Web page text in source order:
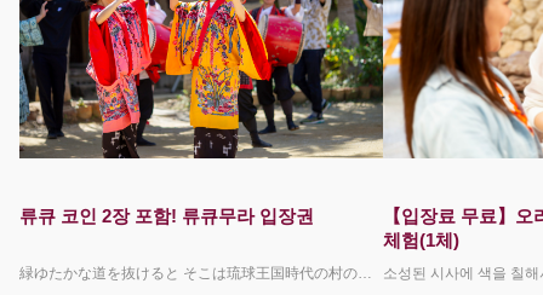
류큐 코인 2장 포함! 류큐무라 입장권
緑ゆたかな道を抜けると そこは琉球王国時代の村の中 国に登録された有形文化財の古民家が立ち並び 今も生き続けている 450年続いた琉球の名残 三線とエイサーの音が響き渡り 踊りだす村人たち どこか懐かしい お腹も心も満たす ちょっと不思議な沖縄料理 じぶんの手でつくる伝統工芸は 旅の思い出とともに お持ち帰り みて きいて ふれて 古き良き琉球の世界を満喫してください 毎日4回（10:00/12:00/14:00/16:00）エイサーショーを開催。 勇壮なパフォーマンスをご覧いただけます。 その他お食事処・体験教室と楽しさ盛沢山で沖縄を満喫して頂けます。 園内では、キッズ向けのスタンプラリーや大人のかたまでお楽しみいただける謎解き脱出ゲームも開催中！ 予約限定で琉球小判2枚をプレゼント！ 琉球村内で、お買い物や体験のお支払いにご利用いただける園内通貨です。 ＊沖縄県民の方へのご注意＊ 沖縄県に在住していることを証明できる顔写真付き身分証をお持ちの場合、こちらのページで販売しているチケットとは異なる入園料が割引となる現地限定のサービスがございます（県民割）。 こちらのプランをご予約されているお客様につきましては県民割を適用することができませんので、沖縄県民のかたは、この予約サイトを利用せずに直接琉球村へお越しいただき、別途県民割チケットを現地でお買い求めください。 ＜キャンセルポリシーについて＞ ご利用日当日の9:00からお取消料が発生いたします。 下記の場合はお取消料は発生いたしません。 ・琉球村が臨時休園となった場合（台風による路線バスの運休など） ・荒天・自然災害などにより旅行を実施することが困難となった場合
【입장료 무료】
체험(1체)